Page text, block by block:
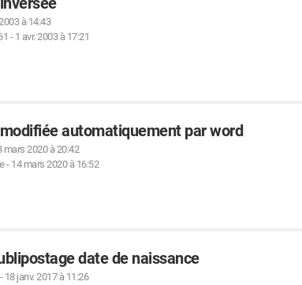
à 14:43
- 1 avr. 2003 à 17:21
automatiquement par word
mars 2020 à 20:42
- 14 mars 2020 à 16:52
date de naissance
18 janv. 2017 à 11:26